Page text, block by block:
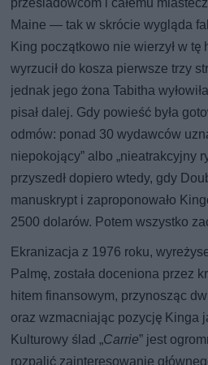
prześladowcom i całemu
Maine — tak w skrócie wygląda
King początkowo nie wierzył w tę
wyrzucił do kosza pierwsze trzy
jednak jego żona Tabitha
pisał dalej. Gdy powieść była
odmów: ponad 30 wydawców
niepokojący” albo „nieatrakcyjny
przyszedł dopiero wtedy, gdy
manuskrypt i zaproponowało
2500 dolarów. Potem wszystko
Ekranizacja z 1976 roku,
Palmę, została doceniona przez
hitem finansowym, przynosząc
oraz wzmacniając pozycję Kinga
Kulturowy ślad „Carrie” jest
rozpalić zainteresowanie